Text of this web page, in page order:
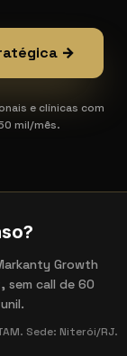
→
e clínicas com
mil/mês.
Growth
sem call de 60
Sede: Niterói/RJ.